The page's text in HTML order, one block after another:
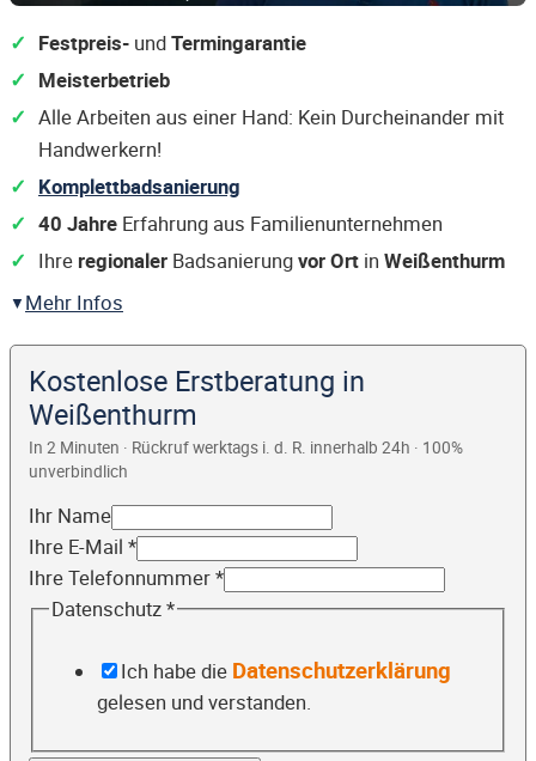
Festpreis- undTermingarantie
Meisterbetrieb
Alle Arbeiten aus einer Hand: Kein Durcheinander mit
Handwerkern!
Komplettbadsanierung
40 Jahre Erfahrung aus Familienunternehmen
Ihre regionaler Badsanierungvor Ort in Weißenthurm
Mehr Infos
Kostenlose Erstberatung in
Weißenthurm
In 2 Minuten · Rückruf werktags i. d. R. innerhalb 24h · 100%
unverbindlich
Ihr Name
Ihre E-Mail *
Ihre Telefonnummer*
Datenschutz*
Ich habe die Datenschutzerklärung
gelesen und verstanden.